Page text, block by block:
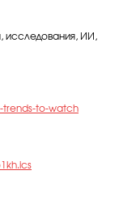
исследования, ИИ,
trends-to-watch